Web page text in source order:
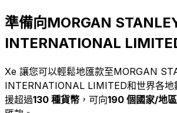
準備向MORGAN
INTERNATIONAL
Xe 讓您可以輕鬆地匯款至MORGAN
INTERNATIONAL LIMITED和世界各地
援超過130 種貨幣 ，可向190 個國家/地區